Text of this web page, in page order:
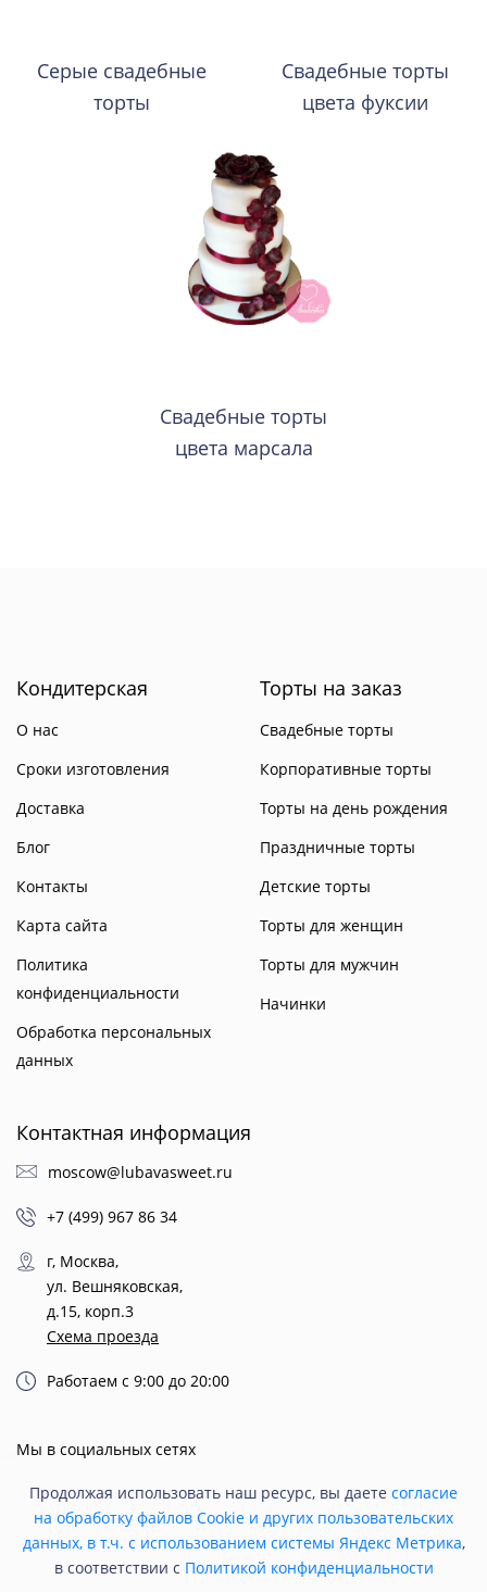
Серые свадебные
торты
Свадебные торты
цвета фуксии
Свадебные торты
цвета марсала
Кондитерская
О нас
Сроки изготовления
Доставка
Блог
Контакты
Карта сайта
Политика
конфиденциальности
Обработка персональных
данных
Торты на заказ
Свадебные торты
Корпоративные торты
Торты на день рождения
Праздничные торты
Детские торты
Торты для женщин
Торты для мужчин
Начинки
Контактная информация
moscow@lubavasweet.ru
+7 (499) 967 86 34
г, Москва,
ул. Вешняковская,
д.15, корп.3
Схема проезда
Работаем с 9:00 до 20:00
Мы в социальных сетях
Продолжая использовать наш ресурс, вы даете согласие
на обработку файлов Cookie и других пользовательских
данных, в т.ч. с использованием системы Яндекс Метрика,
в соответствии с Политикой конфиденциальности